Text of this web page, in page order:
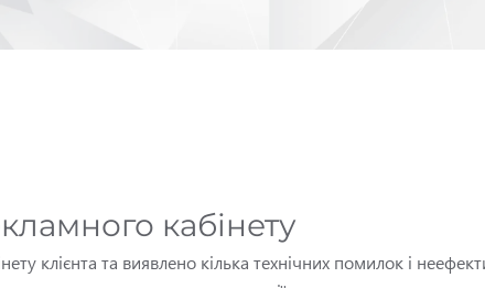
кабінету
клієнта та виявлено кілька технічних помилок і